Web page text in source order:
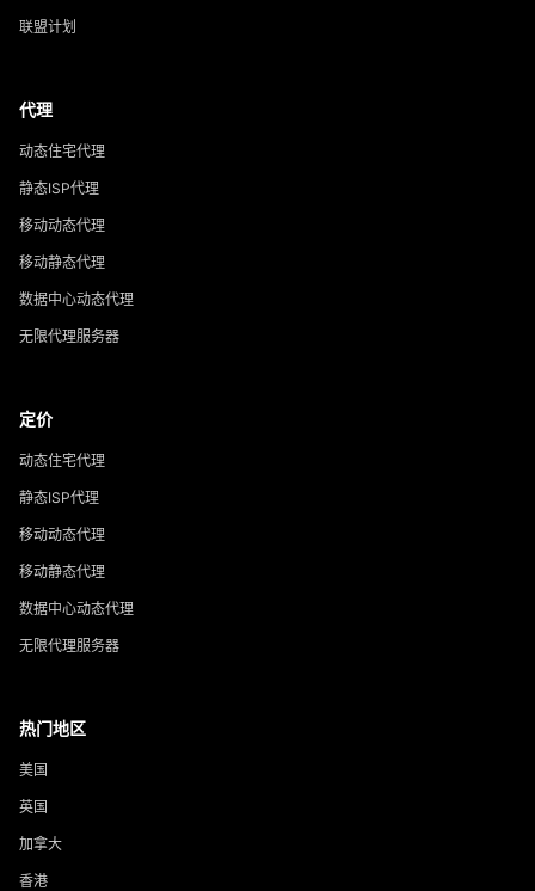
联盟计划
代理
动态住宅代理
静态ISP代理
移动动态代理
移动静态代理
数据中心动态代理
无限代理服务器
定价
动态住宅代理
静态ISP代理
移动动态代理
移动静态代理
数据中心动态代理
无限代理服务器
热门地区
美国
英国
加拿大
香港